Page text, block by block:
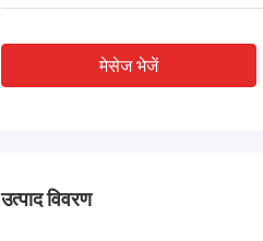
मेसेज भेजें
उत्पाद विवरण